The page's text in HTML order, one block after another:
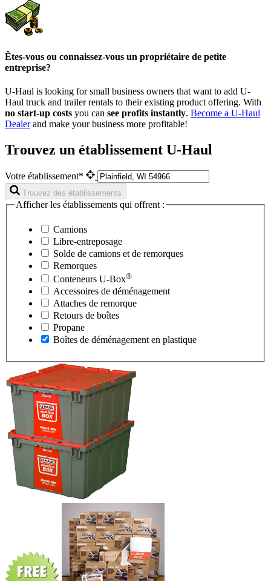
Êtes-vous ou connaissez-vous un propriétaire de petite
entreprise?
U-Haul is looking for small business owners that want to add U-
Haul truck and trailer rentals to their existing product offering. With
no start-up costs you can see profits instantly. Become a U-Haul
Dealerand make your business more profitable!
Trouvez un établissement U-Haul
Votre établissement*
Trouvez des établissements
Afficher les établissements qui offrent :
Camions
Libre-entreposage
Solde de camions et de remorques
Remorques
Conteneurs U-Box®
Accessoires de déménagement
Attaches de remorque
Retours de boîtes
Propane
Boîtes de déménagement en plastique